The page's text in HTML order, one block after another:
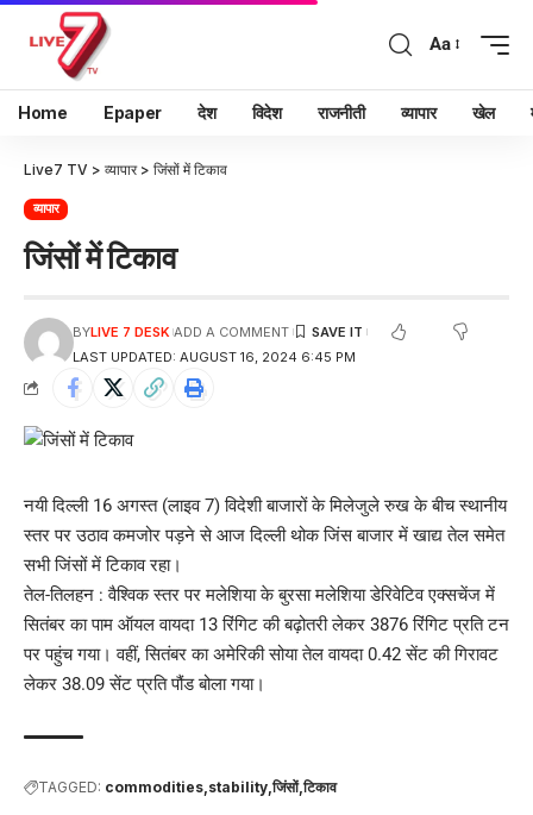
Aa
Home Epaper देश विदेश राजनीती व्यापार खेल
Live7 TV > व्यापार> जिंसों में टिकाव
व्यापार
जिंसों में टिकाव
LAST UPDATED: AUGUST 16, 2024 6:45 PM
BYLIVE 7 DESK ADD A COMMENT
नयी दिल्ली 16 अगस्त (लाइव 7) विदेशी बाजारों के मिलेजुले रुख के बीच स्थानीय
स्तर पर उठाव कमजोर पड़ने से आज दिल्ली थोक जिंस बाजार में खाद्य तेल समेत
सभी जिंसों में टिकाव रहा।
तेल-तिलहन : वैश्विक स्तर पर मलेशिया के बुरसा मलेशिया डेरिवेटिव एक्सचेंज में
सितंबर का पाम ऑयल वायदा 13 रिंगिट की बढ़ोतरी लेकर 3876 रिंगिट प्रति टन
पर पहुंच गया। वहीं, सितंबर का अमेरिकी सोया तेल वायदा 0.42 सेंट की गिरावट
लेकर 38.09 सेंट प्रति पौंड बोला गया।
TAGGED: commodities stability जिंसों टिकाव